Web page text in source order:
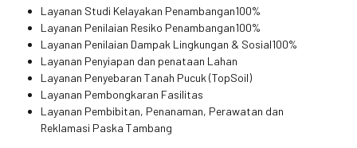
Layanan Studi Kelayakan Penambangan100%
Layanan Penilaian Resiko Penambangan100%
Layanan Penilaian Dampak Lingkungan & Sosial100%
Layanan Penyiapan dan penataan Lahan
Layanan Penyebaran Tanah Pucuk (TopSoil)
Layanan Pembongkaran Fasilitas
Layanan Pembibitan, Penanaman, Perawatan dan
Reklamasi Paska Tambang